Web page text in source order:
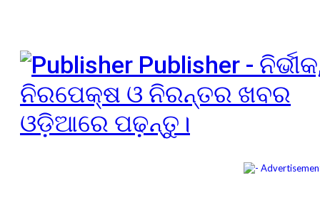
Publisher -
ନିରପେକ୍ଷ ଓ ନିରନ୍ତର ଖବର
ଓଡ଼ିଆରେ ପଢ଼ନ୍ତୁ।